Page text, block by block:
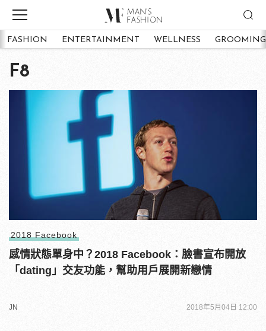
FASHION ENTERTAINMENT WELLNESS GROOMING
F8
2018 Facebook
感情狀態單身中？2018 Facebook：臉書宣布開放
「dating」交友功能，幫助用戶展開新戀情
JN 2018年5月04日 12:00